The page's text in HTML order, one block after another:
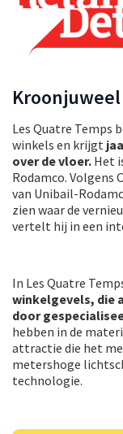
Les Quatre Temps
winkels en krijgt
over de vloer. Het
Rodamco.
van Unibail-
zien waar de
vertelt hij in een
In Les Quatre
winkelgevels, die
door
hebben in de
attractie die het
metershoge
technologie.